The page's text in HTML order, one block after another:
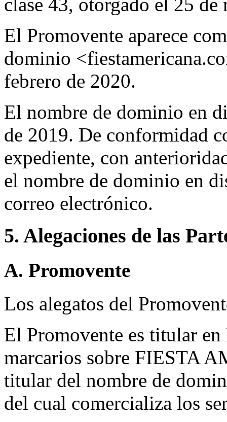
El Promovente aparece
dominio
febrero de 2020.
El nombre de dominio en
de 2019. De conformidad
expediente, con
el nombre de dominio en
correo electrónico.
5. Alegaciones de las
A. Promovente
Los alegatos del
El Promovente es titular
marcarios sobre FIESTA
titular del nombre de
del cual comercializa los